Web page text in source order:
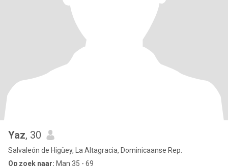
Yaz, 30
Salvaleón de Higüey, La Altagracia, Dominicaanse Rep.
Op zoek naar: Man 35 - 69